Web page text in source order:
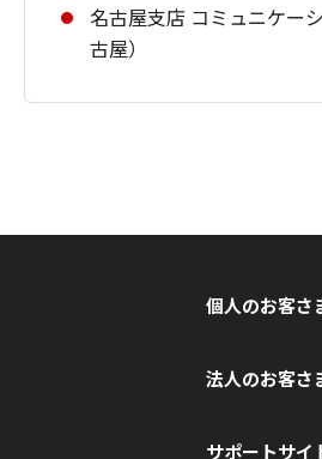
名古屋支店 コミュニケー
古屋）
個人のお客さ
法人のお客さ
サポートサイ